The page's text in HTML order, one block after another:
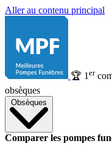
Aller au contenu principal
🏆 1 er
obsèques
Obsèques
Comparer les pompes